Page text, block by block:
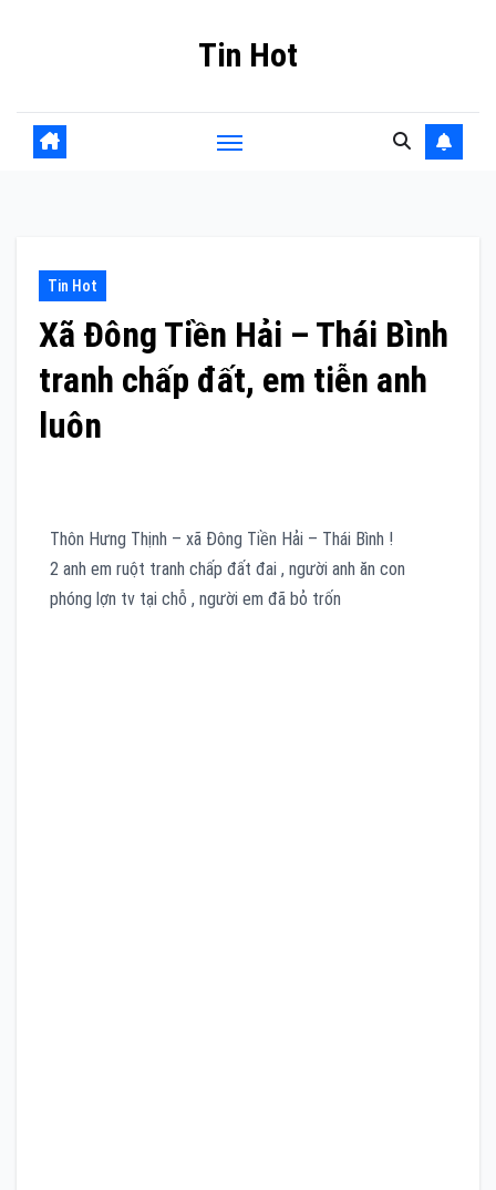
Tin Hot
Tin Hot
Xã Đông Tiền Hải – Thái Bình
tranh chấp đất, em tiễn anh
luôn
Thôn Hưng Thịnh – xã Đông Tiền Hải – Thái Bình !
2 anh em ruột tranh chấp đất đai , người anh ăn con
phóng lợn tv tại chỗ , người em đã bỏ trốn